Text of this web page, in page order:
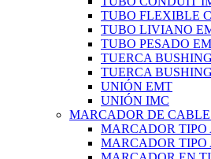
TUBO FLEXIBLE
TUBO LIVIANO
TUBO PESADO
TUERCA BUSHING
TUERCA
UNIÓN EMT
UNIÓN IMC
MARCADOR DE
MARCADOR TIPO
MARCADOR